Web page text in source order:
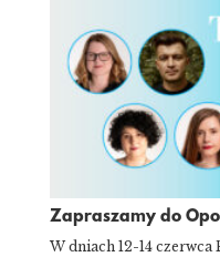
Zapraszamy do
W dniach 12-14